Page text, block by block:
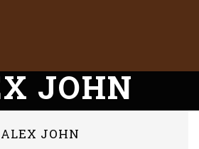
JOHN
ALEX JOHN